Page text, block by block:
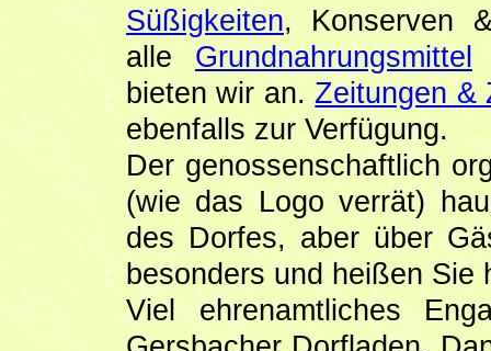
Süßigkeiten, Konserven
alle Grundnahrungsmittel
bieten wir an.Zeitungen &
ebenfalls zur Verfügung.
Der genossenschaftlich
(wie das Logo verrät)
des Dorfes, aber über
besonders und heißen Sie
Viel ehrenamtliches